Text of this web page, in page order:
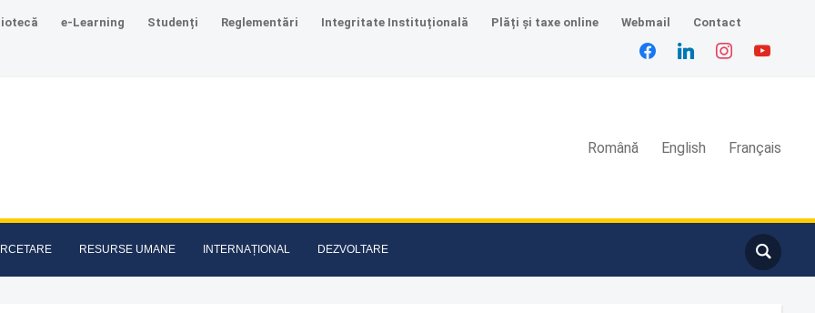
e-Learning Studenți Reglementări Integritate Instituțională Plăți și taxe online Webmail Contact
Română English Français
RESURSE UMANE INTERNAȚIONAL DEZVOLTARE